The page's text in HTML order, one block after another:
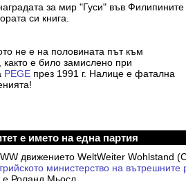
за мир "Гуси" във
си книга.
не е на половината път към
е било замислено при
PEGE през 1991 г. Налице е фатална
е името на една партия
движението WeltWeiter Wohlstand
министерство на вътрешните